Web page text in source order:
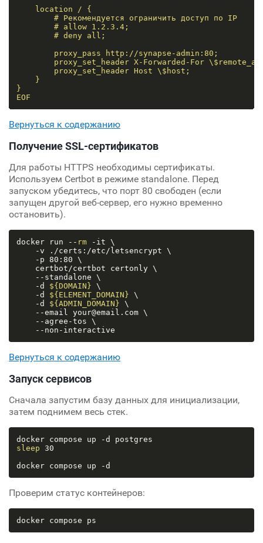
    location / {
        # Рекомендуется ограничить доступ по IP
        # allow 1.2.3.4;
        # deny all;
        proxy_pass http://synapse-admin:80;
proxy_set_header X-Forwarded-For
        proxy_set_header Host \$host;
    }
}
EOF
Вернуться к содержанию
Получение SSL-сертификатов
Для работы HTTPS необходимы сертификаты.
Используем Certbot в режиме standalone. Перед
запуском убедитесь, что порт 80 свободен (если
запущен другой веб-сервер, его нужно временно
остановить).
docker run -- rm -it \
    -v ./certs:/etc/letsencrypt \
    -p 80:80 \
    certbot/certbot certonly \
    --standalone \
    -d
${DOMAIN} \
    -d
${ELEMENT_DOMAIN} \
    -d
${ADMIN_DOMAIN} \
    --email your@email.com \
    --agree-tos \
Вернуться к содержанию
Запуск сервисов
Сначала запустим базу данных для инициализации,
затем поднимем весь стек.
sleep 30
Проверим статус контейнеров: